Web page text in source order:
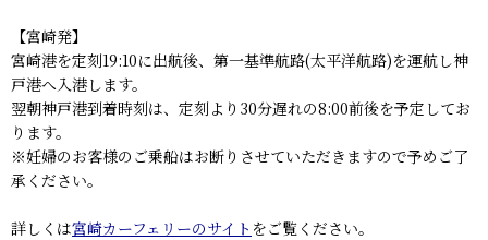
【宮崎発】
宮崎港を定刻19:10に出航後、第一基準航路(太平洋航路)を運航し神
戸港へ入港します。
翌朝神戸港到着時刻は、定刻より30分遅れの8:00前後を予定してお
ります。
※妊婦のお客様のご乗船はお断りさせていただきますので予めご了
承ください。
詳しくは宮崎カーフェリーのサイト をご覧ください。